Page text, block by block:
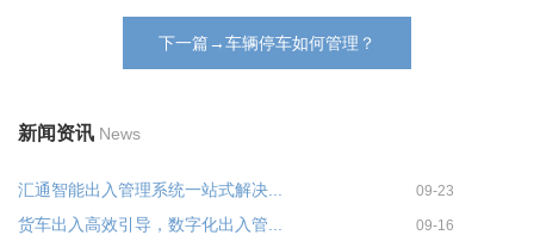
下一篇→车辆停车如何管理？
新闻资讯 News
汇通智能出入管理系统一站式解决... 09-23
货车出入高效引导，数字化出入管... 09-16